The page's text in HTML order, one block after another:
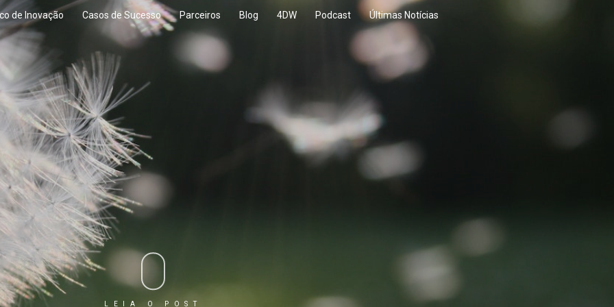
de Inovação Casos de Sucesso Parceiros Blog 4DW Podcast Últimas Notícias
LEIA O POST